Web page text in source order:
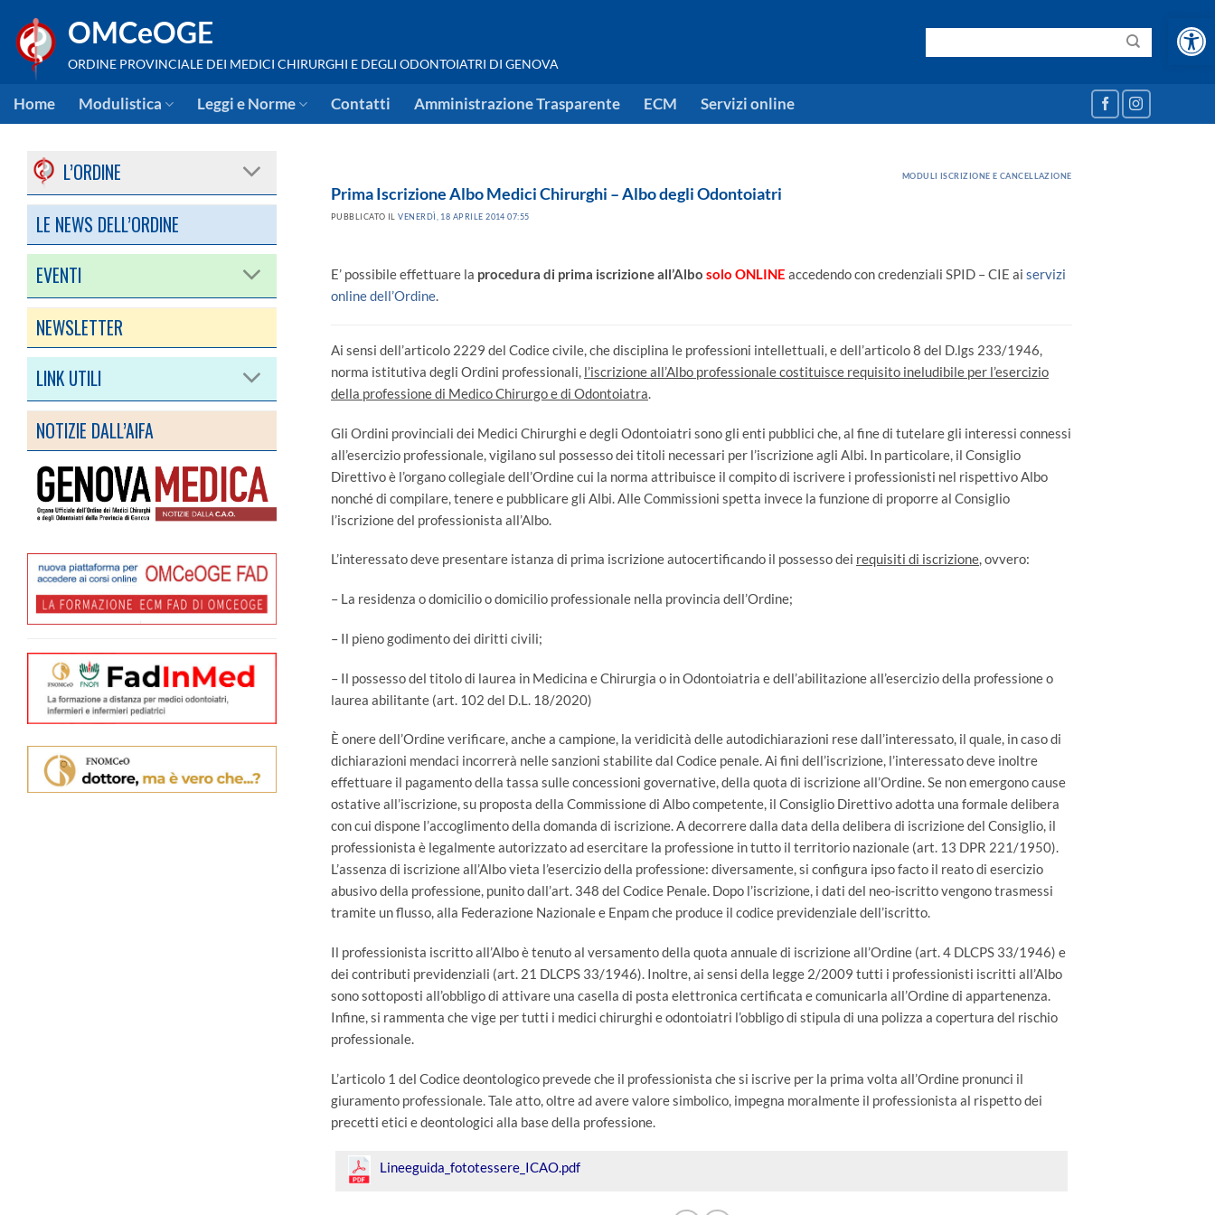
Apri la
contenuti
OMCeOGE
ORDINE PROVINCIALE DEI MEDICI CHIRURGHI E DEGLI ODONTOIATRI DI GENOVA
Home Modulistica Leggi e Norme Contatti Amministrazione Trasparente ECM Servizi online
L’ORDINE
LE NEWS DELL’ORDINE
EVENTI
NEWSLETTER
LINK UTILI
NOTIZIE DALL’AIFA
MODULI ISCRIZIONE E CANCELLAZIONE
Prima Iscrizione Albo Medici Chirurghi – Albo degli Odontoiatri
PUBBLICATO ILVENERDÌ, 18 APRILE 2014 07:55
E’ possibile effettuare la procedura di prima iscrizione all’Albo solo ONLINE accedendo con credenziali SPID – CIE ai servizi
online dell’Ordine.
Ai sensi dell’articolo 2229 del Codice civile, che disciplina le professioni intellettuali, e dell’articolo 8 del D.lgs 233/1946,
norma istitutiva degli Ordini professionali, l’iscrizione all’Albo professionale costituisce requisito ineludibile per l’esercizio
della professione di Medico Chirurgo e di Odontoiatra.
Gli Ordini provinciali dei Medici Chirurghi e degli Odontoiatri sono gli enti pubblici che, al fine di tutelare gli interessi connessi
all’esercizio professionale, vigilano sul possesso dei titoli necessari per l’iscrizione agli Albi. In particolare, il Consiglio
Direttivo è l’organo collegiale dell’Ordine cui la norma attribuisce il compito di iscrivere i professionisti nel rispettivo Albo
nonché di compilare, tenere e pubblicare gli Albi. Alle Commissioni spetta invece la funzione di proporre al Consiglio
l’iscrizione del professionista all’Albo.
L’interessato deve presentare istanza di prima iscrizione autocertificando il possesso dei requisiti di iscrizione, ovvero:
– La residenza o domicilio o domicilio professionale nella provincia dell’Ordine;
– Il pieno godimento dei diritti civili;
– Il possesso del titolo di laurea in Medicina e Chirurgia o in Odontoiatria e dell’abilitazione all’esercizio della professione o
laurea abilitante (art. 102 del D.L. 18/2020)
È onere dell’Ordine verificare, anche a campione, la veridicità delle autodichiarazioni rese dall’interessato, il quale, in caso di
dichiarazioni mendaci incorrerà nelle sanzioni stabilite dal Codice penale. Ai fini dell’iscrizione, l’interessato deve inoltre
effettuare il pagamento della tassa sulle concessioni governative, della quota di iscrizione all’Ordine. Se non emergono cause
ostative all’iscrizione, su proposta della Commissione di Albo competente, il Consiglio Direttivo adotta una formale delibera
con cui dispone l’accoglimento della domanda di iscrizione. A decorrere dalla data della delibera di iscrizione del Consiglio, il
professionista è legalmente autorizzato ad esercitare la professione in tutto il territorio nazionale (art. 13 DPR 221/1950).
L’assenza di iscrizione all’Albo vieta l’esercizio della professione: diversamente, si configura ipso facto il reato di esercizio
abusivo della professione, punito dall’art. 348 del Codice Penale. Dopo l’iscrizione, i dati del neo-iscritto vengono trasmessi
tramite un flusso, alla Federazione Nazionale e Enpam che produce il codice previdenziale dell’iscritto.
Il professionista iscritto all’Albo è tenuto al versamento della quota annuale di iscrizione all’Ordine (art. 4 DLCPS 33/1946) e
dei contributi previdenziali (art. 21 DLCPS 33/1946). Inoltre, ai sensi della legge 2/2009 tutti i professionisti iscritti all’Albo
sono sottoposti all’obbligo di attivare una casella di posta elettronica certificata e comunicarla all’Ordine di appartenenza.
Infine, si rammenta che vige per tutti i medici chirurghi e odontoiatri l’obbligo di stipula di una polizza a copertura del rischio
professionale.
L’articolo 1 del Codice deontologico prevede che il professionista che si iscrive per la prima volta all’Ordine pronunci il
giuramento professionale. Tale atto, oltre ad avere valore simbolico, impegna moralmente il professionista al rispetto dei
precetti etici e deontologici alla base della professione.
Lineeguida_fototessere_ICAO.pdf